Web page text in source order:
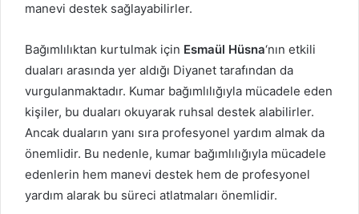
manevi destek sağlayabilirler.
Bağımlılıktan kurtulmak için Esmaül Hüsna‘nın etkili
duaları arasında yer aldığı Diyanet tarafından da
vurgulanmaktadır. Kumar bağımlılığıyla mücadele eden
kişiler, bu duaları okuyarak ruhsal destek alabilirler.
Ancak duaların yanı sıra profesyonel yardım almak da
önemlidir. Bu nedenle, kumar bağımlılığıyla mücadele
edenlerin hem manevi destek hem de profesyonel
yardım alarak bu süreci atlatmaları önemlidir.